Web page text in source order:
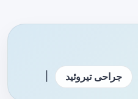
جراحی تیروئید